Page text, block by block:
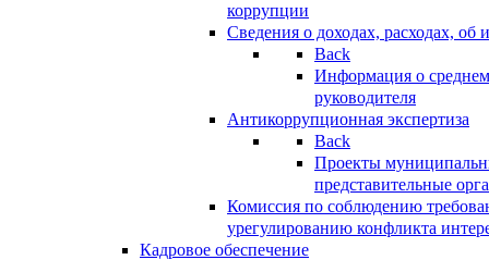
коррупции
Сведения о доходах, расходах, об
Back
Информация о
руководителя
Антикоррупционная экспертиза
Back
Проекты
представительные
Комиссия по соблюдению
урегулированию конфликта
Кадровое обеспечение